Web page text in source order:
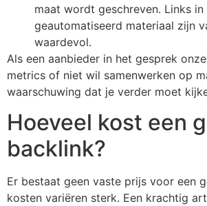
maat wordt geschreven. Links
geautomatiseerd materiaal zijn
waardevol.
Als een aanbieder in het gesprek
metrics of niet wil samenwerken op
waarschuwing dat je verder moet
Hoeveel kost een
backlink?
Er bestaat geen vaste prijs voor een
kosten variëren sterk. Een krachtig